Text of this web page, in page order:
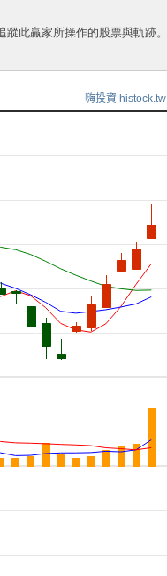
此贏家所操作的股票與軌跡。
嗨投資 histock.tw